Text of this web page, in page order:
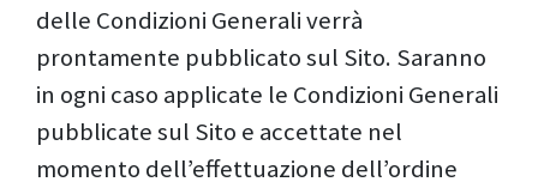
delle Condizioni Generali verrà
prontamente pubblicato sul Sito. Saranno
in ogni caso applicate le Condizioni Generali
pubblicate sul Sito e accettate nel
momento dell’effettuazione dell’ordine